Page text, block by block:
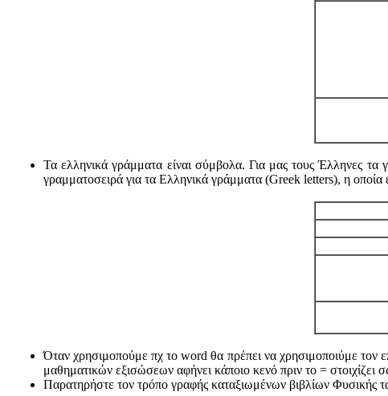
Τα ελληνικά γράμματα είναι σύμβολα. Για μας τους Έλληνες τα
γραμματοσειρά για τα Ελληνικά γράμματα (Greek letters), η οποία
Όταν χρησιμοπούμε πχ το word θα πρέπει να χρησιμοποιύμε τον
μαθηματικών εξισώσεων αφήνει κάποιο κενό πριν το =
Παρατηρήστε τον τρόπο γραφής καταξιωμένων βιβλίων